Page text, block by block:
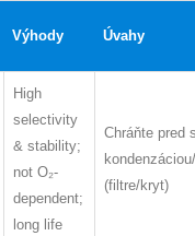
Výhody Úvahy
High
selectivity
& stability;
not O₂-
dependent;
long life
Chráňte pred
(filtre/kryt)